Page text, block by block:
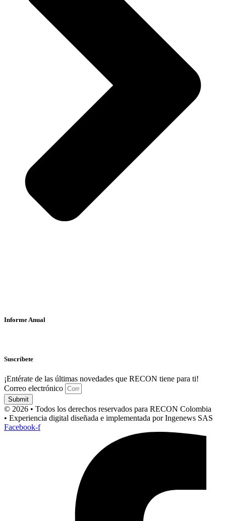
Informe Anual
Suscríbete
¡Entérate de las últimas novedades que RECON tiene para ti!
Correo electrónico
Submit
© 2026 • Todos los derechos reservados para RECON Colombia
• Experiencia digital diseñada e implementada por Ingenews SAS
Facebook-f